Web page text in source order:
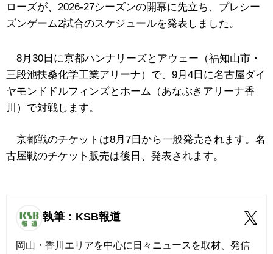
ローズが、2026-27シーズンの開幕に先立ち、プレシー
ズンゲーム2試合のスケジュールを発表しました。
8月30日に京都ハンナリーズとアウェー（福知山市・
三段池扶桑化学工業アリーナ）で、9月4日に名古屋ダイ
ヤモンドドルフィンズとホーム（あなぶきアリーナ香
川）で対戦します。
京都戦のチケットは8月7日から一般発売されます。名
古屋戦のチケット販売は後日、発表されます。
執筆：KSB報道
岡山・香川エリアを中心に日々ニュースを取材、発信